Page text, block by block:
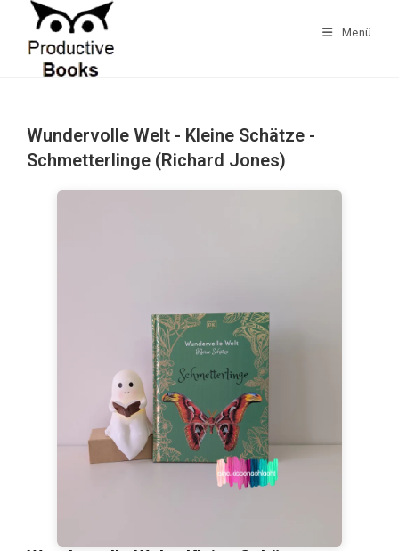
springen
Menü
Wundervolle Welt - Kleine Schätze -
Schmetterlinge (Richard Jones)